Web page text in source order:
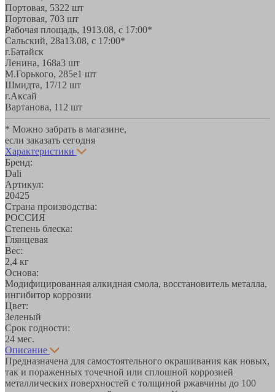
Портовая, 5322 шт
Портовая, 703 шт
Рабочая площадь, 1913.08, с 17:00*
Сальский, 28a13.08, с 17:00*
г.Батайск
Ленина, 168а3 шт
М.Горького, 285е1 шт
Шмидта, 17/1 2 шт
г.Аксай
Вартанова, 11 2 шт
* Можно забрать в магазине,
если заказать сегодня
Характеристики
Бренд:
Dali
Артикул:
20425
Страна производства:
РОССИЯ
Степень блеска:
Глянцевая
Вес:
2,4 кг
Основа:
Модифицированная алкидная смола, восстановитель металла,
ингибитор коррозии
Цвет:
Зеленый
Срок годности:
24 мес.
Описание
Предназначена для самостоятельного окрашивания как новых,
так и пораженных точечной или сплошной коррозией
металлических поверхностей с толщиной ржавчины до 100